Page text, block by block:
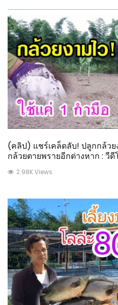
(คลิป) แชร์เคล็ดลับ! ปลูกกล้ว
กล้วยตายพรายอีกต่างหาก : วีดี
2.98K Views